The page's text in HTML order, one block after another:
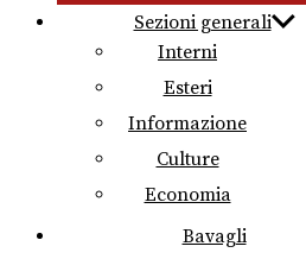
Sezioni generali
Interni
Esteri
Informazione
Culture
Economia
Bavagli